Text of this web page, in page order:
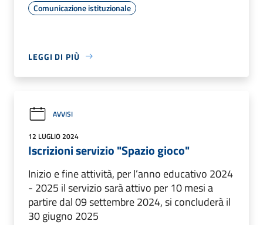
Comunicazione istituzionale
LEGGI DI PIÙ
AVVISI
12 LUGLIO 2024
Iscrizioni servizio "Spazio gioco"
Inizio e fine attività, per l’anno educativo 2024
- 2025 il servizio sarà attivo per 10 mesi a
partire dal 09 settembre 2024, si concluderà il
30 giugno 2025